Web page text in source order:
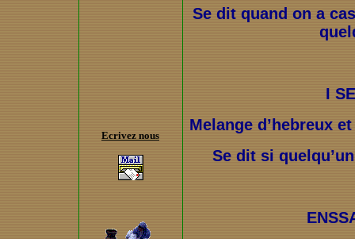
Ecrivez nous
Se dit quand on a
I
Melange d’hebreux
Se dit si